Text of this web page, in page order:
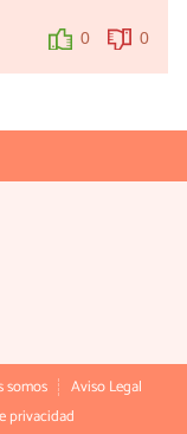
0 0
somos
Aviso Legal
privacidad